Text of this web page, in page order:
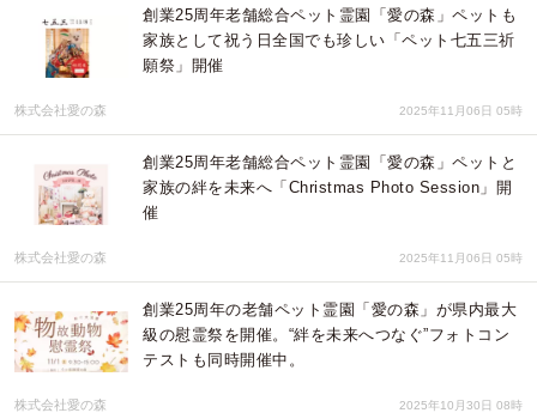
創業25周年老舗総合ペット霊園「愛の森」ペットも
家族として祝う日全国でも珍しい「ペット七五三祈
願祭」開催
株式会社愛の森 2025年11月06日 05時
創業25周年老舗総合ペット霊園「愛の森」ペットと
家族の絆を未来へ「Christmas Photo Session」開
催
株式会社愛の森 2025年11月06日 05時
創業25周年の老舗ペット霊園「愛の森」が県内最大
級の慰霊祭を開催。“絆を未来へつなぐ”フォトコン
テストも同時開催中。
株式会社愛の森 2025年10月30日 08時